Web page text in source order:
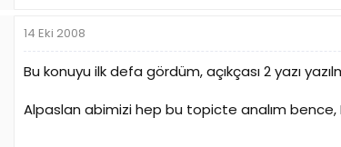
14 Eki 2008
Bu konuyu ilk defa gördüm, açıkçası 2 yazı
Alpaslan abimizi hep bu topicte analım